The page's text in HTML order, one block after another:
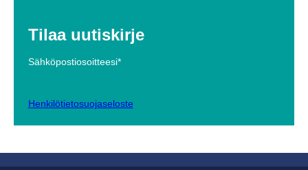
Tilaa uutiskirje
Sähköpostiosoitteesi*
Henkilötietosuojaseloste